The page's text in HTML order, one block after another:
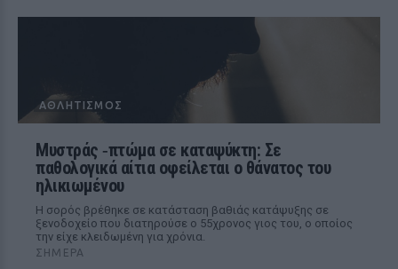
ΑΘΛΗΤΙΣΜΌΣ
Μυστράς ‑πτώμα σε καταψύκτη: Σε
παθολογικά αίτια οφείλεται ο θάνατος του
ηλικιωμένου
Η σορός βρέθηκε σε κατάσταση βαθιάς κατάψυξης σε
ξενοδοχείο που διατηρούσε ο 55χρονος γιος του, ο οποίος
την είχε κλειδωμένη για χρόνια.
ΣΉΜΕΡΑ